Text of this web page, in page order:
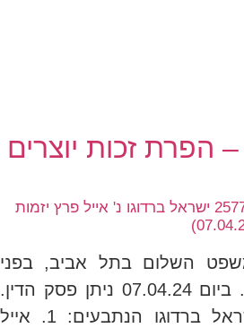
הפרת זכות יוצרים
תא (שלום ת"א) 25775-12-20 ישראל ברדוגו נ' אייל פרץ יזמות
השלום בתל אביב, בפני
השופט רון גולדשטיין. ביום 07.04.24 ניתן פסק הדין.
הצדדים: התובע: ישראל ברדוגו הנתבעים: 1. אייל